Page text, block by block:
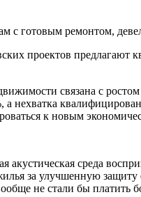
с готовым ремонтом,
проектов предлагают
связана с
а нехватка
к новым
среда
за улучшенную
не стали бы платить